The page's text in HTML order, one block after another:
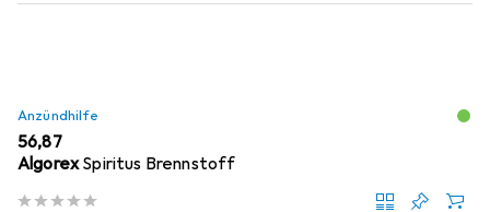
Anzündhilfe
EUR
56,87
AlgorexSpiritus Brennstoff